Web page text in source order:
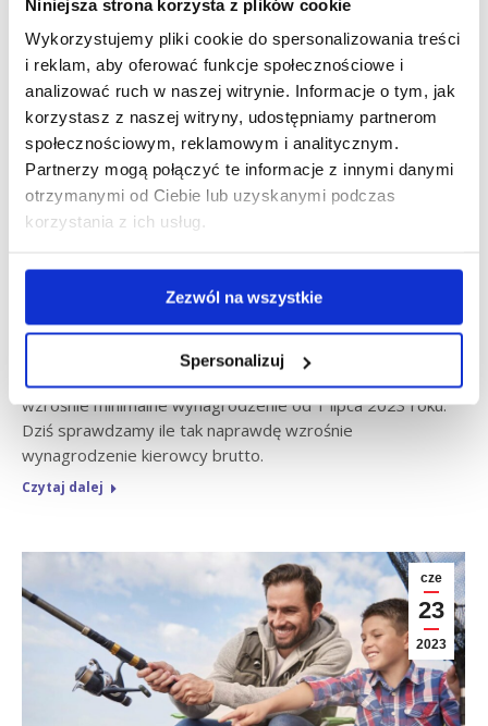
Niniejsza strona korzysta z plików cookie
Wykorzystujemy pliki cookie do spersonalizowania treści
i reklam, aby oferować funkcje społecznościowe i
analizować ruch w naszej witrynie. Informacje o tym, jak
korzystasz z naszej witryny, udostępniamy partnerom
społecznościowym, reklamowym i analitycznym.
Partnerzy mogą połączyć te informacje z innymi danymi
otrzymanymi od Ciebie lub uzyskanymi podczas
korzystania z ich usług.
Zezwól na wszystkie
Spersonalizuj
2023
Wyższe minimalne
wynagrodzenie kierowcy od 1
lipca – sprawdź o ile wzrośnie w
rzeczywistości
W zeszłym tygodniu opisywaliśmy dla Państwa o ile
wzrośnie minimalne wynagrodzenie od 1 lipca 2023 roku.
Dziś sprawdzamy ile tak naprawdę wzrośnie
wynagrodzenie kierowcy brutto.
Czytaj dalej
cze
23
2023